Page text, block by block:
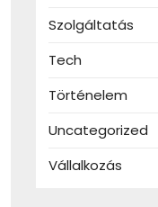
Szolgáltatás
Tech
Történelem
Uncategorized
Vállalkozás